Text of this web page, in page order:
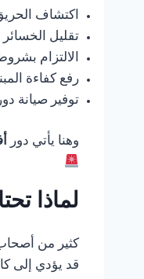
اكتشاف
تقليل الخسائر
الالتزام
رفع كفاءة
توفير صيانة
وهنا يأتي دور
لماذا
كثير من
قد يؤدي إلى